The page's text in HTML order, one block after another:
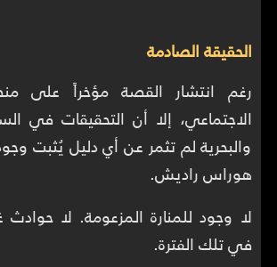
الحقيقة الصادمة
رغم انتشار القصة مؤخراً على
الاجتماعي، إلا أن التحقيقات في
والبحرية لم تثمر عن أي دليل يُثبت
هوراس راديش.
لا وجود للمنارة المزعومة. لا حوادث
في تلك الفترة.